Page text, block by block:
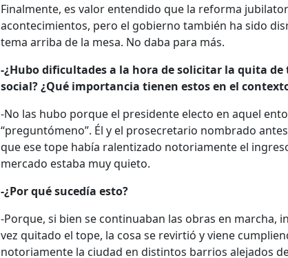
Finalmente, es valor entendido que la reforma
acontecimientos, pero el gobierno también ha sido
tema arriba de la mesa. No daba para más.
-¿Hubo dificultades a la hora de solicitar la quita
social? ¿Qué importancia tienen estos en el
-No las hubo porque el presidente electo en aquel
“preguntómeno”. Él y el prosecretario nombrado
que ese tope había ralentizado notoriamente el
mercado estaba muy quieto.
-¿Por qué sucedía esto?
-Porque, si bien se continuaban las obras en marcha,
vez quitado el tope, la cosa se revirtió y viene
notoriamente la ciudad en distintos barrios alejados